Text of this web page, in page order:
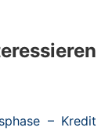
– Kredit